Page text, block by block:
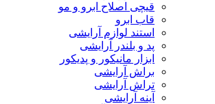
قیچی اصلاح ابرو و مو
قاب ابرو
استند لوازم آرایشی
پد و بلندر آرایشی
ابزار مانیکور و پدیکور
براش آرایشی
تراش آرایشی
آینه آرایشی